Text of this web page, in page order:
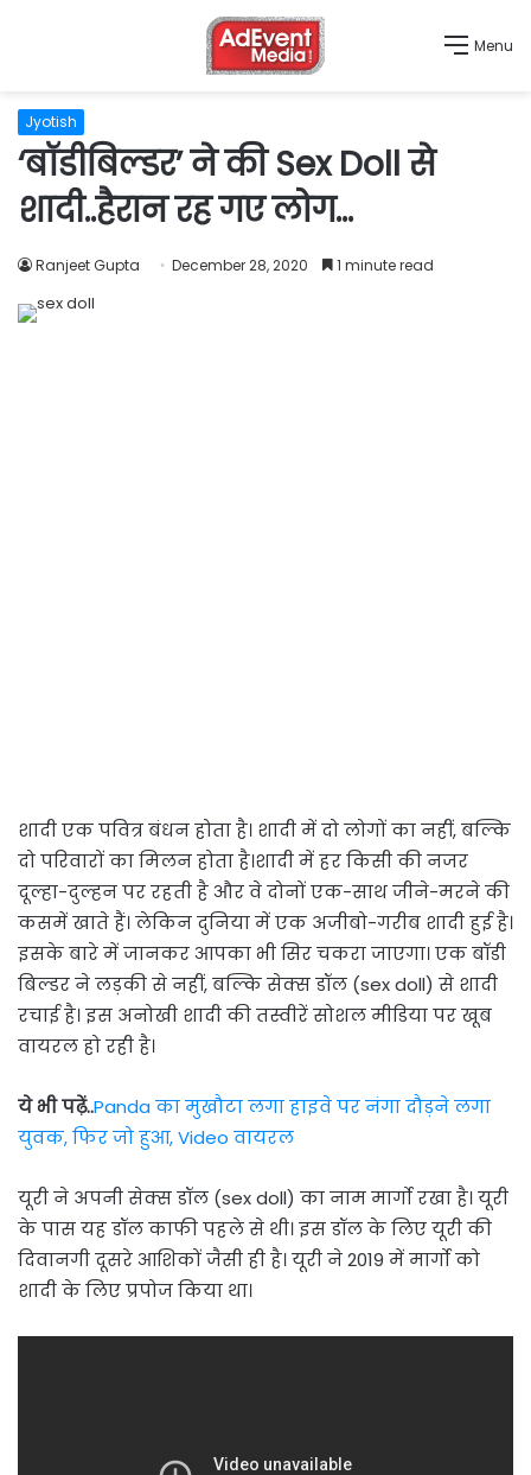
Menu
Jyotish
‘बॉडीबिल्डर’ ने की Sex Doll से
शादी..हैरान रह गए लोग…
Ranjeet Gupta December 28, 2020 1 minute read
शादी एक पवित्र बंधन होता है। शादी में दो लोगों का नहीं, बल्कि
दो परिवारों का मिलन होता है।शादी में हर किसी की नजर
दूल्हा-दुल्हन पर रहती है और वे दोनों एक-साथ जीने-मरने की
कसमें खाते हैं। लेकिन दुनिया में एक अजीबो-गरीब शादी हुई है।
इसके बारे में जानकर आपका भी सिर चकरा जाएगा। एक बॉडी
बिल्डर ने लड़की से नहीं, बल्कि सेक्स डॉल (sex doll) से शादी
रचाई है। इस अनोखी शादी की तस्वीरें सोशल मीडिया पर खूब
वायरल हो रही है।
ये भी पढ़ें..Panda का मुखौटा लगा हाइवे पर नंगा दौड़ने लगा
युवक, फिर जो हुआ, Video वायरल
यूरी ने अपनी सेक्स डॉल (sex doll) का नाम मार्गो रखा है। यूरी
के पास यह डॉल काफी पहले से थी। इस डॉल के लिए यूरी की
दिवानगी दूसरे आशिकों जैसी ही है। यूरी ने 2019 में मार्गो को
शादी के लिए प्रपोज किया था।